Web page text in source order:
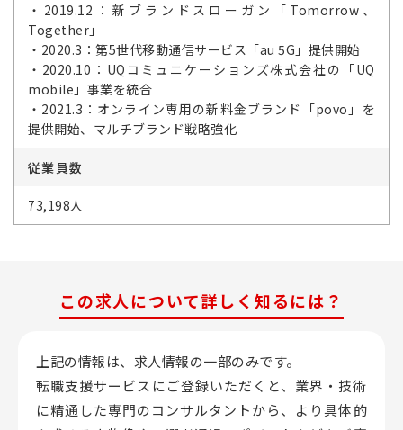
・2019.12：新ブランドスローガン「Tomorrow、
Together」
・2020.3：第5世代移動通信サービス「au 5G」提供開始
・2020.10：UQコミュニケーションズ株式会社の「UQ
mobile」事業を統合
・2021.3：オンライン専用の新料金ブランド「povo」を
提供開始、マルチブランド戦略強化
従業員数
73,198人
この求人について詳しく知るには？
上記の情報は、求人情報の一部のみです。
転職支援サービスにご登録いただくと、業界・技術
に精通した専門のコンサルタントから、 より具体的